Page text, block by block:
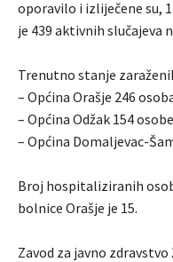
oporavilo i izliječene su,
je 439 aktivnih slučajeva
Trenutno stanje
– Općina Orašje 246
– Općina Odžak 154 osobe
– Općina Domaljevac-
Broj hospitaliziranih
bolnice Orašje je 15.
Zavod za javno